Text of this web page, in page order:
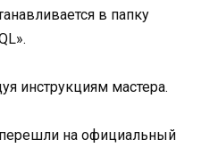
в папку
инструкциям мастера.
на официальный